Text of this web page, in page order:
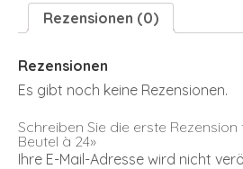
Rezensionen (0)
Rezensionen
Es gibt noch keine Rezensionen.
Schreiben Sie die erste
Beutel à 24»
Ihre E-Mail-Adresse wird nicht